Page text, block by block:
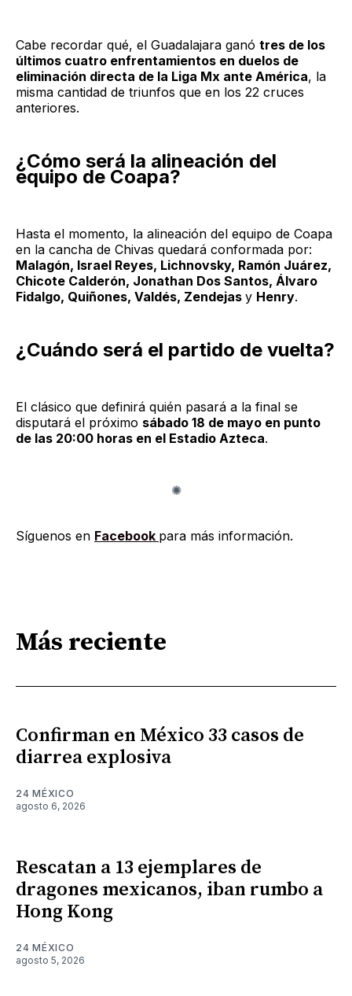
Cabe recordar qué, el Guadalajara ganó tres de los
últimos cuatro enfrentamientos en duelos de
eliminación directa de la Liga Mx ante América, la
misma cantidad de triunfos que en los 22 cruces
anteriores.
¿Cómo será la alineación del
equipo de Coapa?
Hasta el momento, la alineación del equipo de Coapa
en la cancha de Chivas quedará conformada por:
Malagón, Israel Reyes, Lichnovsky, Ramón Juárez,
Chicote Calderón, Jonathan Dos Santos, Álvaro
Fidalgo, Quiñones, Valdés, Zendejas y Henry.
¿Cuándo será el partido de vuelta?
El clásico que definirá quién pasará a la final se
disputará el próximo sábado 18 de mayo en punto
de las 20:00 horas en el Estadio Azteca.
Síguenos en Facebook para más información.
Más reciente
Confirman en México 33 casos de
diarrea explosiva
24 MÉXICO
agosto 6, 2026
Rescatan a 13 ejemplares de
dragones mexicanos, iban rumbo a
Hong Kong
24 MÉXICO
agosto 5, 2026